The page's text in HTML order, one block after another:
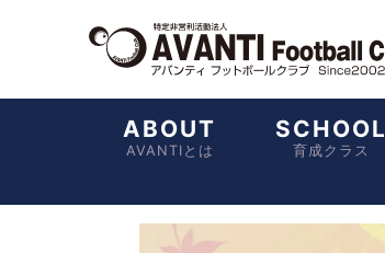
ABOUT
AVANTIとは
SCHOOL
育成クラス